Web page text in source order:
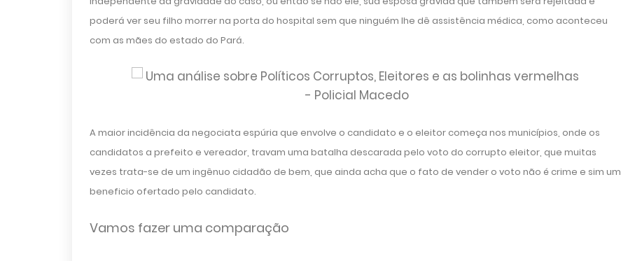
poderá ver seu filho morrer na porta do hospital sem que ninguém lhe dê assistência médica, como aconteceu
com as mães do estado do Pará.
A maior incidência da negociata espúria que envolve o candidato e o eleitor começa nos municípios, onde os
candidatos a prefeito e vereador, travam uma batalha descarada pelo voto do corrupto eleitor, que muitas
vezes trata-se de um ingênuo cidadão de bem, que ainda acha que o fato de vender o voto não é crime e sim um
beneficio ofertado pelo candidato.
Vamos fazer uma comparação